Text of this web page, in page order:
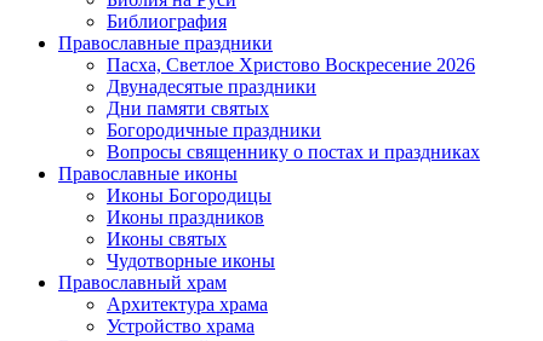
Библиография
Православные праздники
Пасха, Светлое Христово Воскресение 2026
Двунадесятые праздники
Дни памяти святых
Богородичные праздники
Вопросы священнику о постах и праздниках
Православные иконы
Иконы Богородицы
Иконы праздников
Иконы святых
Чудотворные иконы
Православный храм
Архитектура храма
Устройство храма